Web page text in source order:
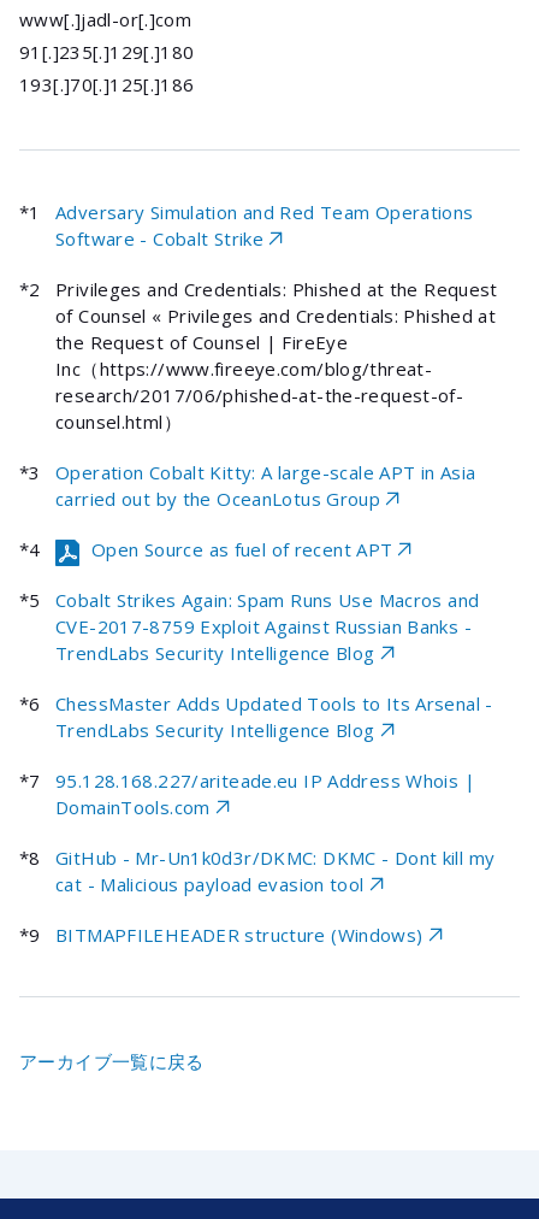
www[.]jadl-or[.]com
91[.]235[.]129[.]180
193[.]70[.]125[.]186
*1
Adversary Simulation and Red Team Operations
Software - Cobalt Strike
*2
Privileges and Credentials: Phished at the Request
of Counsel « Privileges and Credentials: Phished at
the Request of Counsel | FireEye
Inc（https://www.fireeye.com/blog/threat-
research/2017/06/phished-at-the-request-of-
counsel.html）
*3
Operation Cobalt Kitty: A large-scale APT in Asia
carried out by the OceanLotus Group
*4 Open Source as fuel of recent APT
*5
Cobalt Strikes Again: Spam Runs Use Macros and
CVE-2017-8759 Exploit Against Russian Banks -
TrendLabs Security Intelligence Blog
*6
ChessMaster Adds Updated Tools to Its Arsenal -
TrendLabs Security Intelligence Blog
*7
95.128.168.227/ariteade.eu IP Address Whois |
DomainTools.com
*8
GitHub - Mr-Un1k0d3r/DKMC: DKMC - Dont kill my
cat - Malicious payload evasion tool
*9 BITMAPFILEHEADER structure (Windows)
アーカイブ一覧に戻る